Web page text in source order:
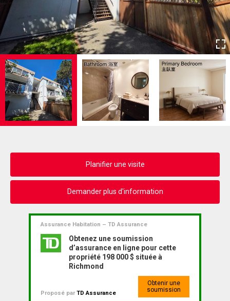
Planifier une visite
Demander plus d'information
Assurance Habitation – TD Assurance
Obtenez une soumission
d’assurance en ligne pour cette
propriété 198 000 $ située à
Richmond
Proposé parTD Assurance
Obtenir une
soumission